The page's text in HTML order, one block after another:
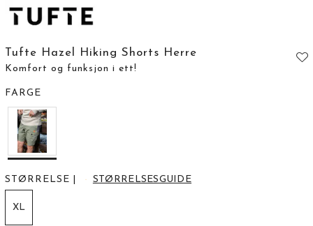
Tufte Hazel Hiking Shorts Herre
Komfort og funksjon i ett!
FARGE
STØRRELSE STØRRELSESGUIDE
XL